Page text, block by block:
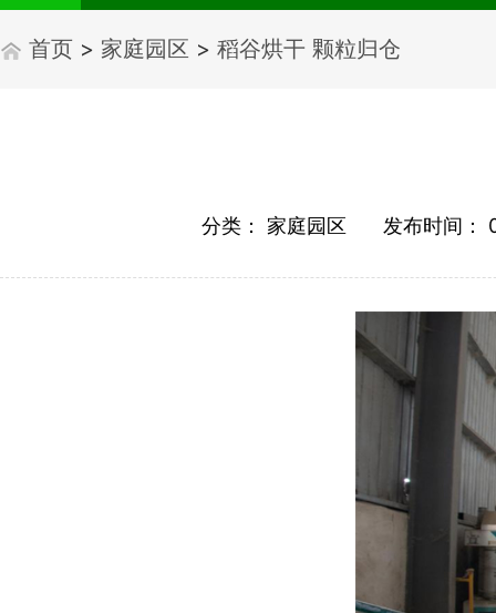
首页 > 家庭园区 > 稻谷烘干 颗粒归仓
分类： 家庭园区 发布时间：